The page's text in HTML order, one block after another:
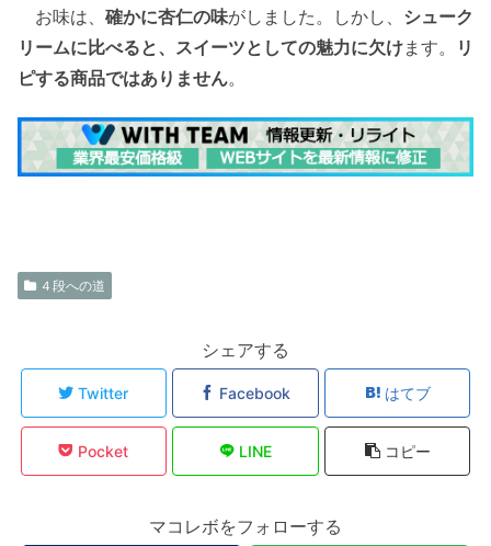
お味は、 確かに杏仁の味がしました。しかし、 シューク
リームに比べると、スイーツとしての魅力に欠けます。
リ
ピする商品ではありません。
４段への道
シェアする
Twitter Facebook はてブ
Pocket LINE コピー
マコレボをフォローする